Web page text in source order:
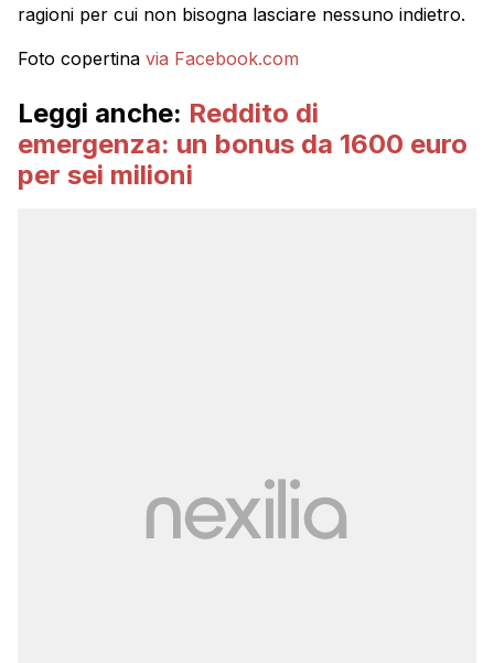
ragioni per cui non bisogna lasciare nessuno indietro.
Foto copertina via Facebook.com
Leggi anche: Reddito di
emergenza: un bonus da 1600 euro
per sei milioni